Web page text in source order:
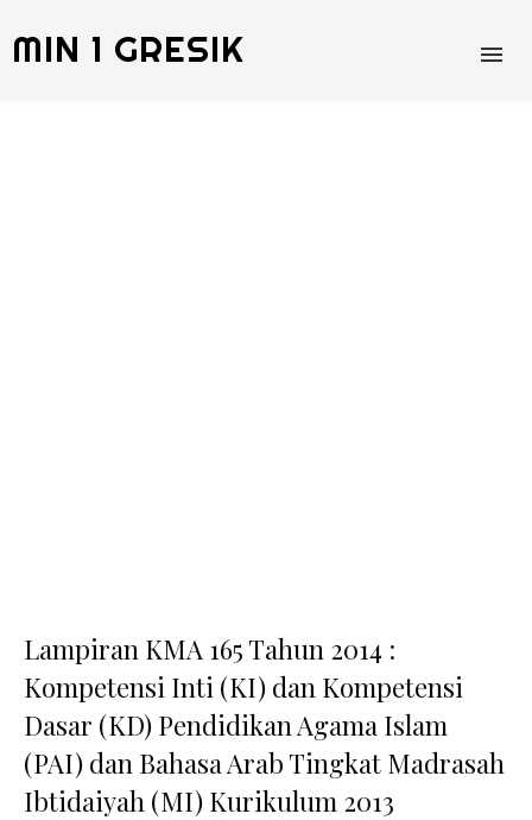
MIN 1 GRESIK
Lampiran KMA 165 Tahun 2014 :
Kompetensi Inti (KI) dan Kompetensi
Dasar (KD) Pendidikan Agama Islam
(PAI) dan Bahasa Arab Tingkat Madrasah
Ibtidaiyah (MI) Kurikulum 2013